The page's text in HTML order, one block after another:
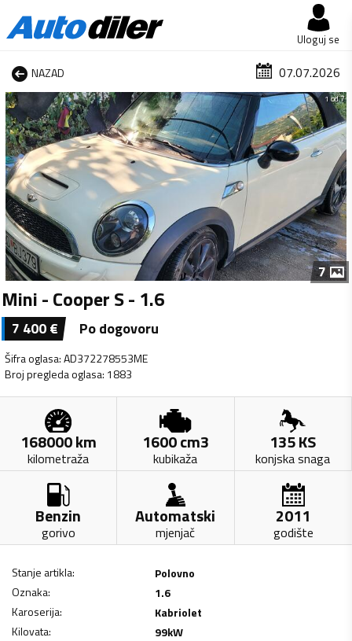
Uloguj se
NAZAD 07.07.2026
1 od 7
7
Mini - Cooper S - 1.6
7 400€ Po dogovoru
Šifra oglasa:AD372278553ME
Broj pregleda oglasa: 1883
168000km
kilometraža
1600cm3
kubikaža
135KS
konjska snaga
Benzin
gorivo
Automatski
mjenjač
2011
godište
Stanje artikla:
Polovno
Oznaka:
1.6
Karoserija:
Kabriolet
Kilovata: 99kW